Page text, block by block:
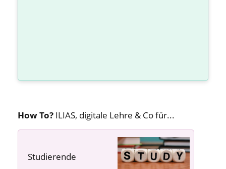
How To? ILIAS, digitale Lehre & Co für...
Studierende